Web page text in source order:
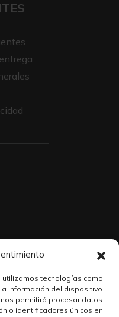
tecnologías como
información del dispositivo.
permitirá procesar datos
o identificadores únicos en